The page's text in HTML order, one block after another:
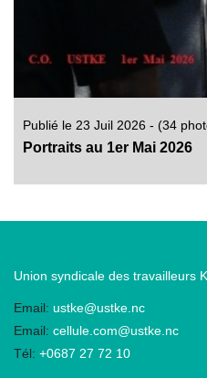
Publié le 23 Juil 2026 - (34
Portraits au 1er Mai 2026
Union syndicale des travailleurs
Email: ustke@ustke.nc
Email: cellule.com@ustke.nc
Tél: +0687 27 72 10